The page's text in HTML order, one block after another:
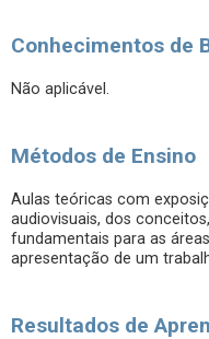
Conhecimentos de
Não aplicável.
Métodos de Ensino
Aulas teóricas com
audiovisuais, dos
fundamentais para as
apresentação de um
Resultados de